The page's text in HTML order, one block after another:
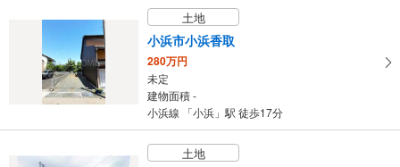
土地
小浜市小浜香取
280万円
未定
建物面積 -
小浜線 「小浜」駅 徒歩17分
土地